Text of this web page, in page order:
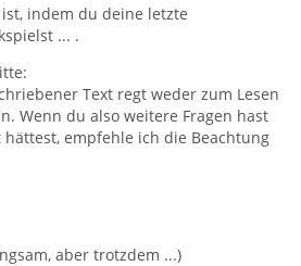
ist, indem du deine letzte
... .
Text regt weder zum Lesen
Wenn du also weitere Fragen hast
empfehle ich die Beachtung
aber trotzdem ...)